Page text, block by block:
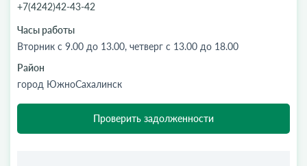
+7(4242)42-43-42
Часы работы
Вторник с 9.00 до 13.00, четверг с 13.00 до 18.00
Район
город ЮжноСахалинск
Проверить задолженности